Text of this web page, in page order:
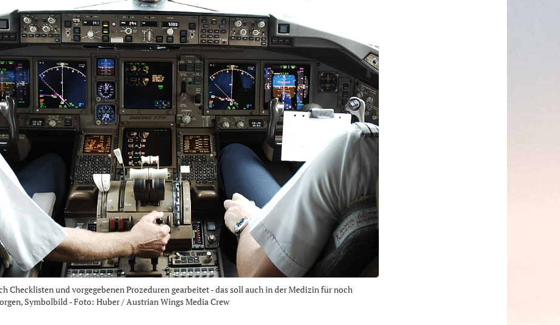
Checklisten und vorgegebenen Prozeduren gearbeitet - das soll auch in der Medizin für noch
Symbolbild - Foto: Huber / Austrian Wings Media Crew